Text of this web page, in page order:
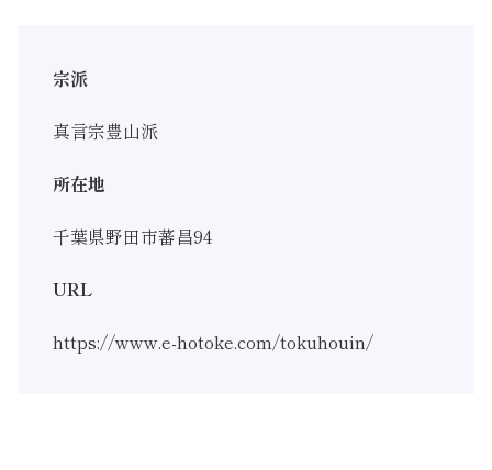
宗派
真言宗豊山派
所在地
千葉県野田市蕃昌94
URL
https://www.e-hotoke.com/tokuhouin/